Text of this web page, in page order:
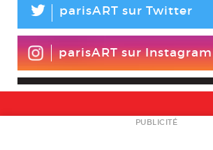
L parisART sur Twitter
parisART sur Instagram
NEWSLETTER
PUBLICITÉ